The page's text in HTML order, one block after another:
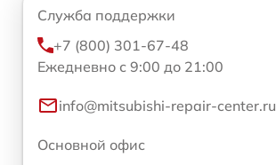
Служба поддержки
+7 (800) 301-67-48
Ежедневно с 9:00 до 21:00
info@mitsubishi-repair-center.ru
Основной офис